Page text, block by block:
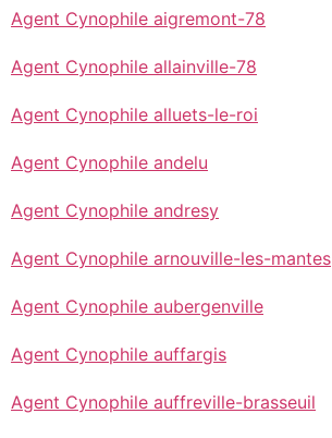
Agent Cynophile aigremont-78
Agent Cynophile allainville-78
Agent Cynophile alluets-le-roi
Agent Cynophile andelu
Agent Cynophile andresy
Agent Cynophile arnouville-les-mantes
Agent Cynophile aubergenville
Agent Cynophile auffargis
Agent Cynophile auffreville-brasseuil